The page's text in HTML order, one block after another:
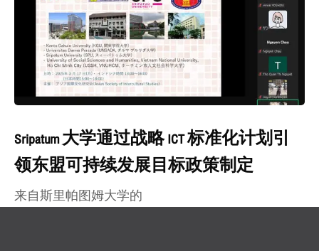
Sripatum 大学通过战略 ICT 标准化计划引
领东盟可持续发展目标政策制定
来自斯里帕图姆大学的